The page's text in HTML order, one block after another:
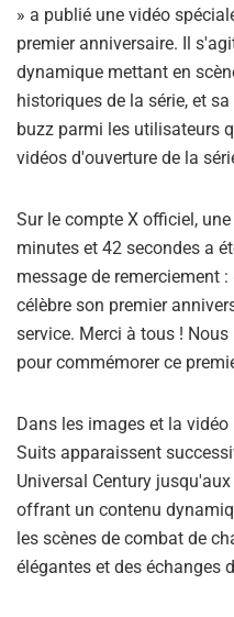
» a publié une vidéo
premier anniversaire. Il
dynamique mettant en
historiques de la série, et
buzz parmi les utilisateurs
vidéos d'ouverture de la
Sur le compte X officiel,
minutes et 42 secondes a
message de remerciement :
célèbre son premier
service. Merci à tous !
pour commémorer ce
Dans les images et la
Suits apparaissent
Universal Century
offrant un contenu
les scènes de combat de
élégantes et des échanges